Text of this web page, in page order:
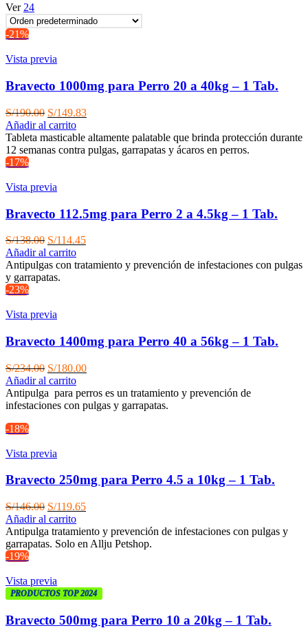
Ver 24
-21%
Vista previa
Bravecto 1000mg para Perro 20 a 40kg – 1 Tab.
S/190.00 El
precio
original
era:
S/149.83El
actual
es:
Añadir al carrito
Tableta masticable altamente palatable que brinda protección durante
12 semanas contra pulgas, garrapatas y ácaros en perros.
-17%
Vista previa
Bravecto 112.5mg para Perro 2 a 4.5kg – 1 Tab.
S/138.00 El
precio
original
era:
S/114.45El
actual
Añadir al carrito
Antipulgas con tratamiento y prevención de infestaciones con pulgas
y garrapatas.
-23%
Vista previa
Bravecto 1400mg para Perro 40 a 56kg – 1 Tab.
S/234.00 El
precio
original
era:
S/180.00El
actual
es:
Añadir al carrito
Antipulga para perros es un tratamiento y prevención de
infestaciones con pulgas y garrapatas.
-18%
Vista previa
Bravecto 250mg para Perro 4.5 a 10kg – 1 Tab.
S/146.00 El
precio
original
era:
S/119.65El
actual
es:
Añadir al carrito
Antipulga tratamiento y prevención de infestaciones con pulgas y
garrapatas. Solo en Allju Petshop.
-19%
Vista previa
PRODUCTOS TOP 2024
Bravecto 500mg para Perro 10 a 20kg – 1 Tab.